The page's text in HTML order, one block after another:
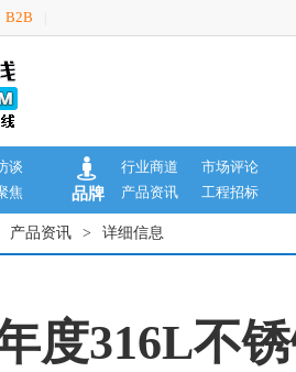
B2B
谈
焦 品牌
行业商道
市场评论
产品资讯
工程招标
产品资讯 > 详细信息
度316L不